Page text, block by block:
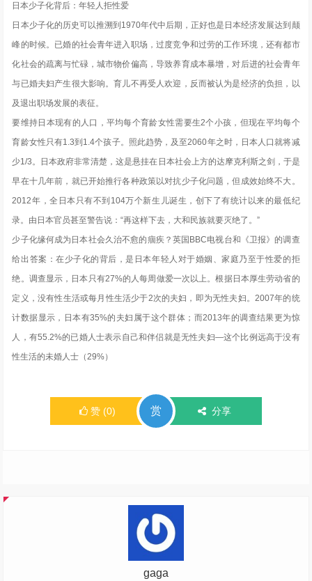
日本少子化背后：年轻人拒性爱
日本少子化的历史可以推溯到1970年代中后期，正好也是日本经济发展达到颠
峰的时候。已婚的社会青年进入职场，过度竞争和过劳的工作环境，还有都市
化社会的疏离与忙碌，城市物价偏高，导致养育成本暴增，对后进的社会青年
与已婚夫妇产生很大影响。育儿不再受人欢迎，反而被认为是经济的负担，以
及退出职场发展的表征。
要维持日本现有的人口，平均每个育龄女性需要生2个小孩，但现在平均每个
育龄女性只有1.3到1.4个孩子。照此趋势，及至2060年之时，日本人口就将减
少1/3。日本政府非常清楚，这是悬挂在日本社会上方的达摩克利斯之剑，于是
早在十几年前，就已开始推行各种政策以对抗少子化问题，但成效始终不大。
2012年，全日本只有不到104万个新生儿诞生，创下了有统计以来的最低纪
录。由日本官员甚至警告说：“再这样下去，大和民族就要灭绝了。”
少子化缘何成为日本社会久治不愈的痼疾？英国BBC电视台和《卫报》的调查
给出答案：在少子化的背后，是日本年轻人对于婚姻、家庭乃至于性爱的拒
绝。调查显示，日本只有27%的人每周做爱一次以上。根据日本厚生劳动省的
定义，没有性生活或每月性生活少于2次的夫妇，即为无性夫妇。2007年的统
计数据显示，日本有35%的夫妇属于这个群体；而2013年的调查结果更为惊
人，有55.2%的已婚人士表示自己和伴侣就是无性夫妇—这个比例远高于没有
性生活的未婚人士（29%）
赞 (0) 赏 分享
gaga